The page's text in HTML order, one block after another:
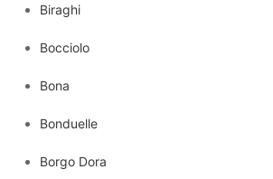
Biraghi
Bocciolo
Bona
Bonduelle
Borgo Dora